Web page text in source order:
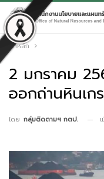
หน้าหลัก
2 มกราคม
ออกถ่านหินเก
โดย กลุ่มติดตามฯ กตป.